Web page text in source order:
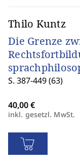
Thilo Kuntz
Die Grenze
S. 387-449 (63)
inkl. gesetzl. MwSt.